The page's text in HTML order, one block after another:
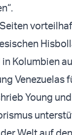
Kolumbien
Venezuelas
Young